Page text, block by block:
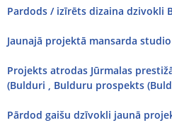
Pardods / izīrēts dizaina dzivokli
Jaunajā projektā mansarda
Projekts atrodas Jūrmalas
(Bulduri , Bulduru prospekts
Pārdod gaišu dzīvokli jaunā